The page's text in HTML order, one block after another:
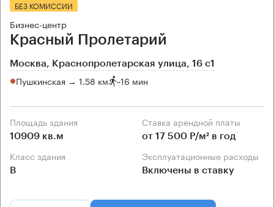
БЕЗ КОМИССИИ
Бизнес-центр
Красный Пролетарий
Москва, Краснопролетарская улица, 16 с1
Пушкинская → 1.58 км ~16 мин
Площадь здания
10909 кв.м
Ставка арендной платы
от 17 500 Р/м² в год
Класс здания
B
Эксплуатационные расходы
Включены в ставку